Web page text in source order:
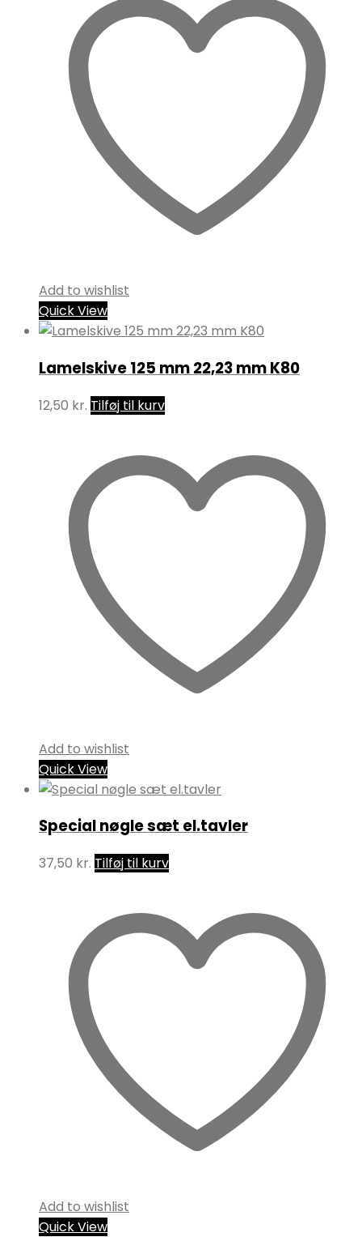
Add to wishlist
Quick View
Lamelskive 125 mm 22,23 mm K80
12,50 kr. Tilføj til kurv
Add to wishlist
Quick View
Special nøgle sæt el.tavler
37,50 kr. Tilføj til kurv
Add to wishlist
Quick View